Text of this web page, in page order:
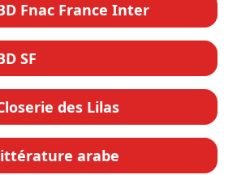
Fnac France Inter
SF
des Lilas
arabe